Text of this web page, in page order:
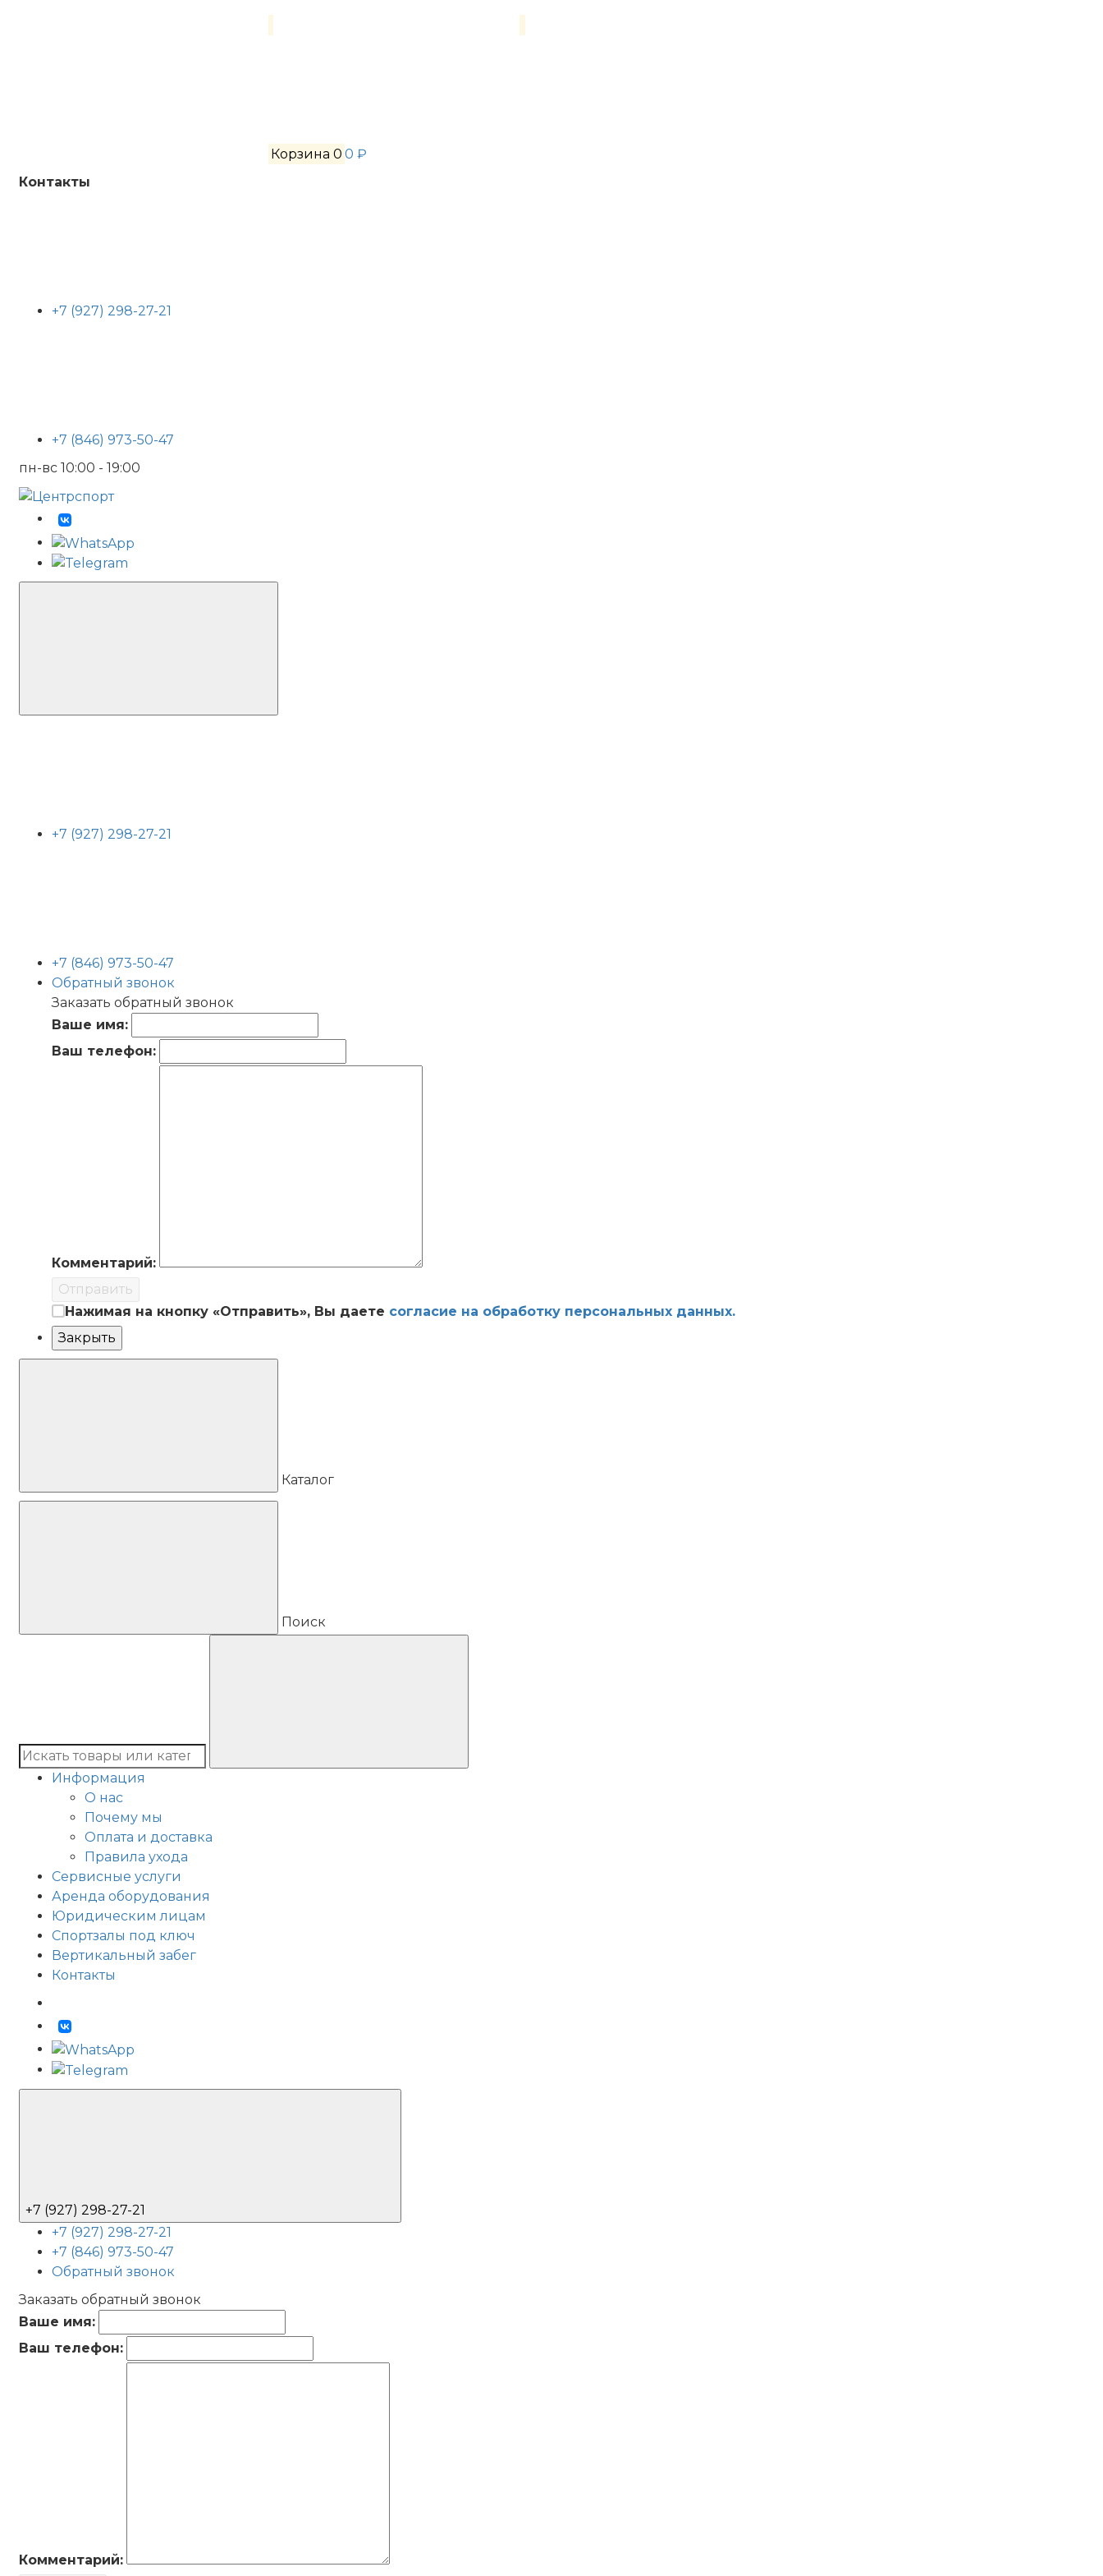
Корзина 0 0 ₽
Контакты
+7 (927) 298-27-21
+7 (846) 973-50-47
пн-вс 10:00 - 19:00
+7 (927) 298-27-21
+7 (846) 973-50-47
Обратный звонок
Заказать обратный звонок
Ваше имя:
Ваш телефон:
Комментарий:
Отправить
Нажимая на кнопку «Отправить», Вы даете согласие на обработку персональных данных.
Закрыть
Каталог
Поиск
Информация
О нас
Почему мы
Оплата и доставка
Правила ухода
Сервисные услуги
Аренда оборудования
Юридическим лицам
Спортзалы под ключ
Вертикальный забег
Контакты
+7 (927) 298-27-21
+7 (927) 298-27-21
+7 (846) 973-50-47
Обратный звонок
Заказать обратный звонок
Ваше имя:
Ваш телефон:
Комментарий: